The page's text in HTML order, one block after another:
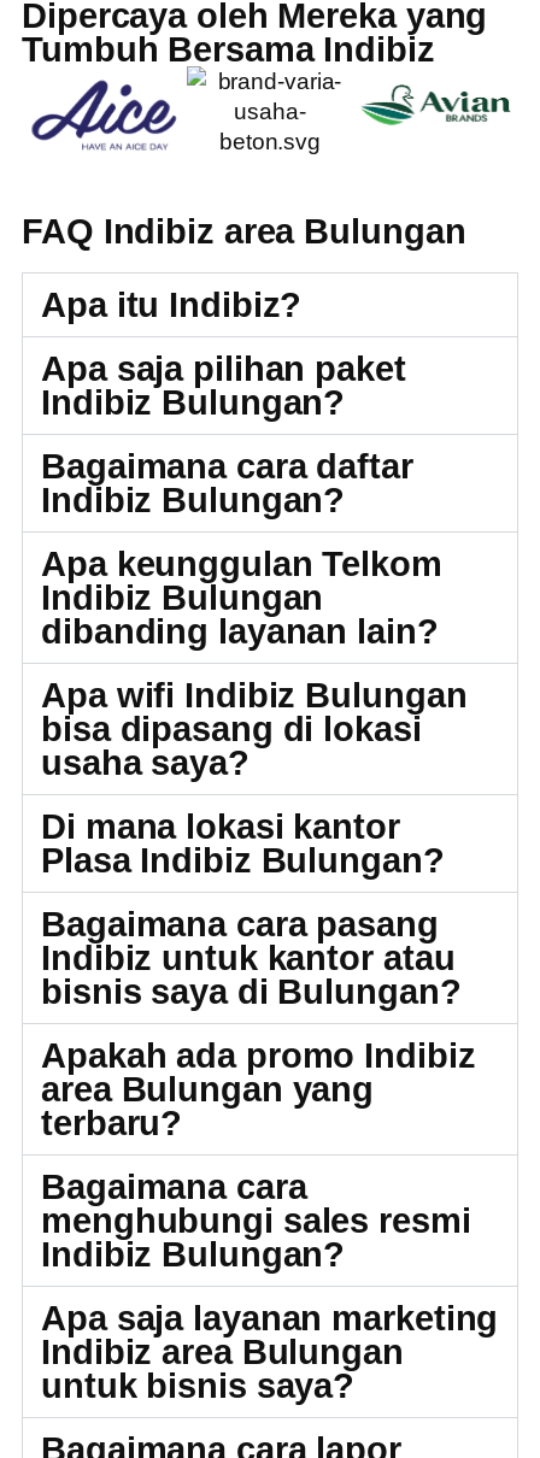
Dipercaya oleh Mereka yang
Tumbuh Bersama Indibiz
FAQ Indibiz area Bulungan
Apa itu Indibiz?
Apa saja pilihan paket
Indibiz Bulungan?
Bagaimana cara daftar
Indibiz Bulungan?
Apa keunggulan Telkom
Indibiz Bulungan
dibanding layanan lain?
Apa wifi Indibiz Bulungan
bisa dipasang di lokasi
usaha saya?
Di mana lokasi kantor
Plasa Indibiz Bulungan?
Bagaimana cara pasang
Indibiz untuk kantor atau
bisnis saya di Bulungan?
Apakah ada promo Indibiz
area Bulungan yang
terbaru?
Bagaimana cara
menghubungi sales resmi
Indibiz Bulungan?
Apa saja layanan marketing
Indibiz area Bulungan
untuk bisnis saya?
Bagaimana cara lapor